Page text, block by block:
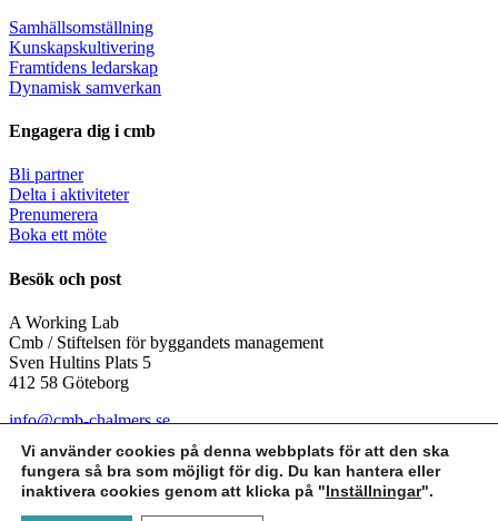
Samhällsomställning
Kunskapskultivering
Framtidens ledarskap
Dynamisk samverkan
Engagera dig i cmb
Bli partner
Delta i aktiviteter
Prenumerera
Boka ett möte
Besök och post
A Working Lab
Cmb / Stiftelsen för byggandets management
Sven Hultins Plats 5
412 58 Göteborg
info@cmb-chalmers.se
Följ oss
Vi använder cookies på denna webbplats för att den ska
fungera så bra som möjligt för dig. Du kan hantera eller
inaktivera cookies genom att klicka på "Inställningar".